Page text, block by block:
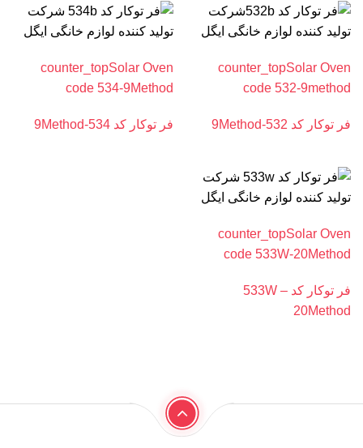
counter_topSolar Oven
code 532-9method
فر توکار کد 532-9Method
counter_topSolar Oven
code 534-9Method
فر توکار کد 534-9Method
counter_topSolar Oven
code 533W-20Method
فر توکار کد 533W –
20Method